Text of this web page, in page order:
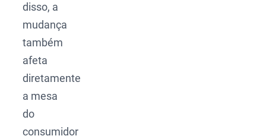
disso, a
mudança
também
afeta
diretamente
a mesa
do
consumidor